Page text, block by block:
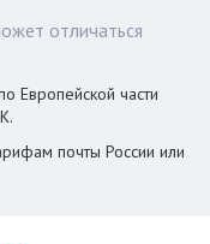
отличаться
Европейской части
почты России или